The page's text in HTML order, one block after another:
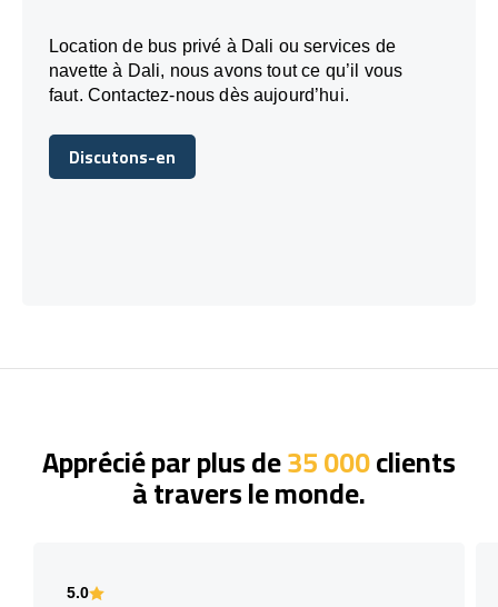
Location de bus privé à Dali ou services de
navette à Dali, nous avons tout ce qu’il vous
faut. Contactez-nous dès aujourd’hui.
Discutons-en
Discutons-en
Apprécié par plus de35 000clients
à travers le monde.
5.0